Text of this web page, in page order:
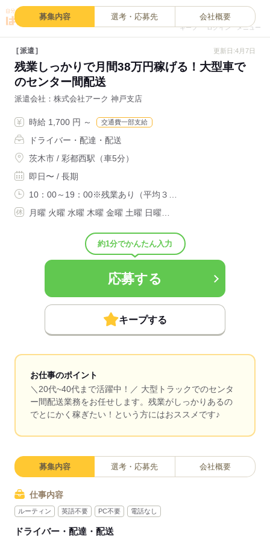
キープ ログイン メニュー
募集内容 選考・応募先 会社概要
派遣 更新日:4月7日
残業しっかりで月間38万円稼げる！大型車で
のセンター間配送
派遣会社 株式会社アーク 神戸支店
時給 1,700 円 ～ 交通費一部支給
ドライバー・配達・配送
茨木市 / 彩都西駅（車5分）
即日〜 / 長期
10：00～19：00※残業あり（平均３…
月曜 火曜 水曜 木曜 金曜 土曜 日曜…
約1分でかんたん入力
応募する
キープする
お仕事のポイント
＼20代~40代まで活躍中！／ 大型トラックでのセンタ
ー間配送業務をお任せします。残業がしっかりあるの
でとにかく稼ぎたい！という方にはおススメです♪
募集内容 選考・応募先 会社概要
仕事内容
ルーティン 英語不要 PC不要 電話なし
ドライバー・配達・配送